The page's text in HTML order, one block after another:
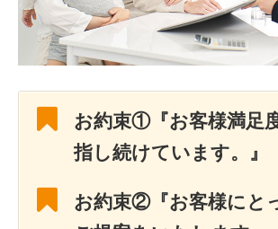
お約束①『お客様満足
指し続けています。』
お約束②『お客様にと